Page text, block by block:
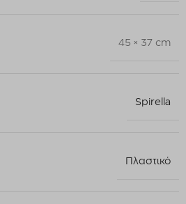
45 × 37 cm
Spirella
Πλαστικό